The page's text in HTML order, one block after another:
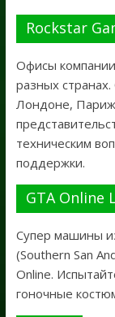
Rockstar
Офисы
разных
Лондоне,
техническим
поддержки.
GTA Online
Супер машины
(Southern San
Online.
гоночные